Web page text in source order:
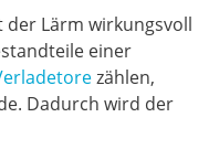
der Lärm wirkungsvoll
einer
zählen,
Dadurch wird der